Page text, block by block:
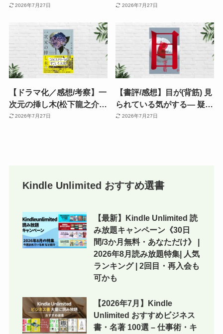
なぐ、やさしいつながりの
と思える余韻が残る連作小
説
2026年7月27日
ウィアー) | ネタバレありあ
と評される理由とは？
2026年7月27日
【ドラマ化／感想/考察】一
次元の挿し木(松下龍之介)
デビュー作とは思えぬ完成
2026年7月27日
【書評/感想】目が(背筋) 見
られている気がする— 疑心
暗鬼は闇より怖い。71ペー
2026年7月27日
Kindle Unlimited おすすめ選書
【最新】Kindle Unlimited 読
み放題キャンペーン《30日
間/3か月無料・あなただけ》 |
2026年8月読み放題特集| 人気
ランキング | 2回目・再入会も
可かも
【2026年7月】Kindle
Unlimited おすすめビジネス
書・名著 100選 – 仕事術・キ